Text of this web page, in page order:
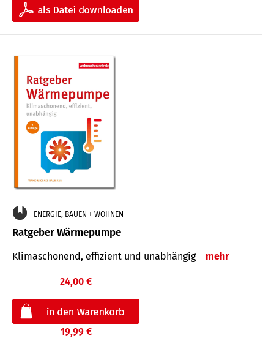
ENERGIE, BAUEN + WOHNEN
Ratgeber Wärmepumpe
Klimaschonend, effizient und unabhängig mehr
24,00 €
19,99 €